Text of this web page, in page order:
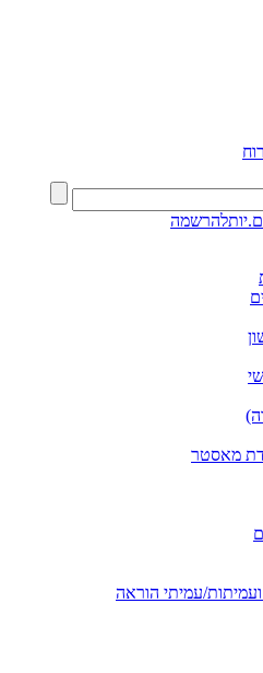
להרשמה
מאסטר
ועמיתות/עמיתי הוראה